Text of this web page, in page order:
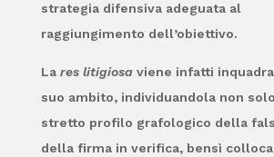
strategia difensiva adeguata al
raggiungimento dell’obiettivo.
La res litigiosaviene infatti
suo ambito, individuandola non
stretto profilo grafologico della
della firma in verifica, bensì